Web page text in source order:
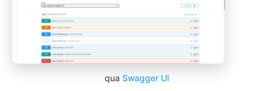
qua Swagger UI